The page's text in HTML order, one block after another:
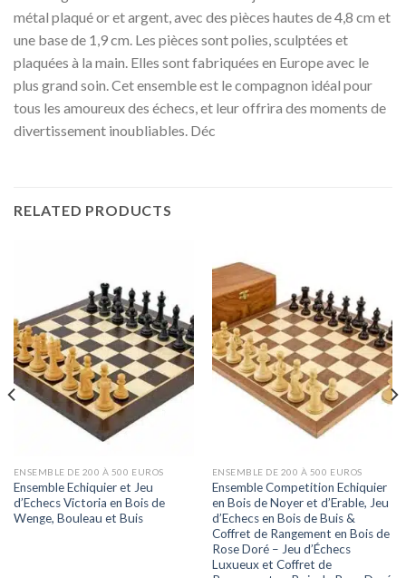
métal plaqué or et argent, avec des pièces hautes de 4,8 cm et
une base de 1,9 cm. Les pièces sont polies, sculptées et
plaquées à la main. Elles sont fabriquées en Europe avec le
plus grand soin. Cet ensemble est le compagnon idéal pour
tous les amoureux des échecs, et leur offrira des moments de
divertissement inoubliables. Déc
RELATED PRODUCTS
ENSEMBLE DE 200 À 500 EUROS
Ensemble Echiquier et Jeu
d’Echecs Victoria en Bois de
Wenge, Bouleau et Buis
ENSEMBLE DE 200 À 500 EUROS
Ensemble Competition Echiquier
en Bois de Noyer et d’Erable, Jeu
d’Echecs en Bois de Buis &
Coffret de Rangement en Bois de
Rose Doré – Jeu d’Échecs
Luxueux et Coffret de